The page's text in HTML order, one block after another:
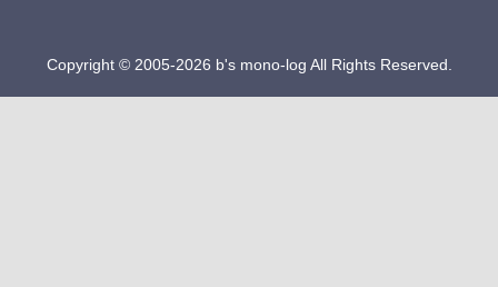
Copyright © 2005-2026 b's mono-log All Rights Reserved.